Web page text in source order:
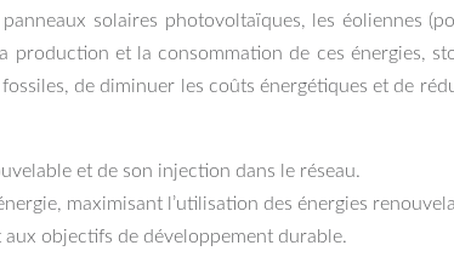
panneaux solaires photovoltaïques, les éoliennes
et la consommation de ces énergies,
de diminuer les coûts énergétiques et de
et de son injection dans le réseau.
maximisant l’utilisation des énergies
objectifs de développement durable.